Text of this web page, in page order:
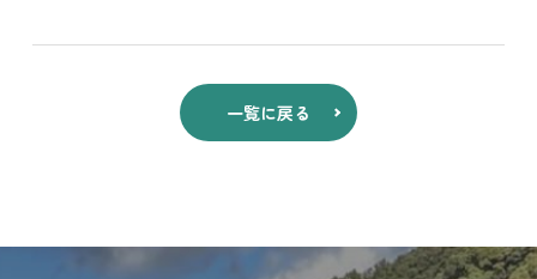
一覧に戻る